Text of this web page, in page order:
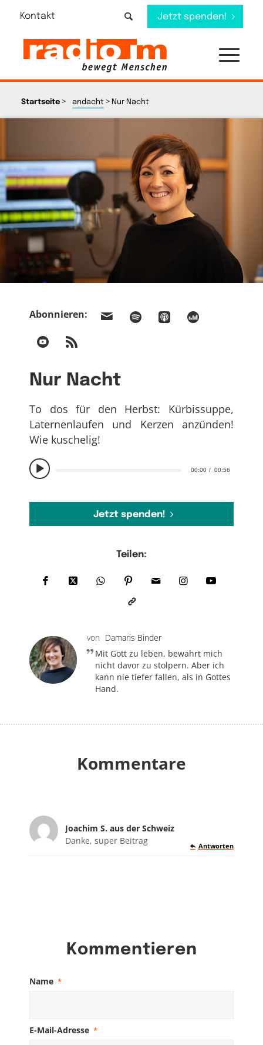
Kontakt Jetzt spenden!
Startseite> andacht> Nur Nacht
Abonnieren:
Nur Nacht
00:00 00:56
To dos für den Herbst: Kürbissuppe,
Laternenlaufen und Kerzen anzünden!
Wie kuschelig!
Jetzt spenden!
Teilen:
von Damaris Binder
Mit Gott zu leben, bewahrt mich
nicht davor zu stolpern. Aber ich
kann nie tiefer fallen, als in Gottes
Hand.
Kommentare
Joachim S. aus der Schweiz
sagte:
Danke, super Beitrag Antworten
Kommentieren
Name *
E-Mail-Adresse *